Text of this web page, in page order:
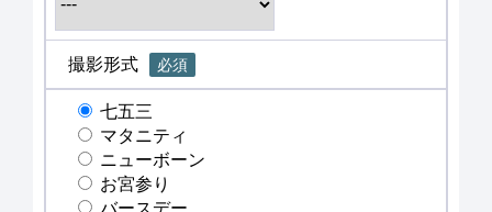
撮影形式 必須
七五三
マタニティ
ニューボーン
お宮参り
バースデー